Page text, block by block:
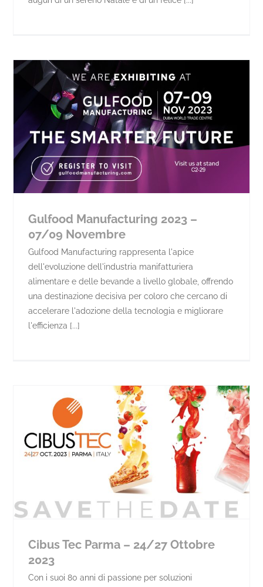
Gulfood Manufacturing 2023 –
07/09 Novembre
Gulfood Manufacturing rappresenta l'apice
dell'evoluzione dell'industria manifatturiera
alimentare e delle bevande a livello globale, offrendo
una destinazione decisiva per coloro che cercano di
accelerare l'adozione della tecnologia e migliorare
l'efficienza [...]
Cibus Tec Parma – 24/27 Ottobre
2023
Con i suoi 80 anni di passione per soluzioni